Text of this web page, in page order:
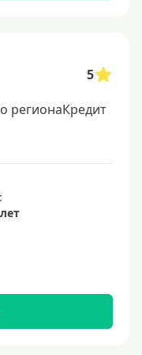
5
регионаКредит